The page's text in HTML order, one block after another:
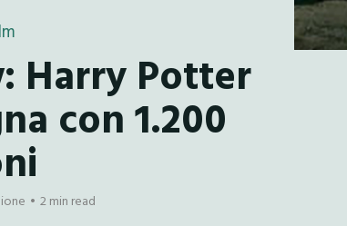
Harry Potter
con 1.200
2 min read